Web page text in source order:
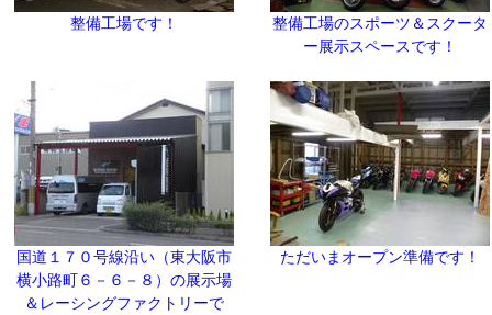
整備工場です！
整備工場のスポーツ＆スクータ
ー展示スペースです！
国道１７０号線沿い（東大阪市
横小路町６－６－８）の展示場
＆レーシングファクトリーで
ただいまオープン準備です！